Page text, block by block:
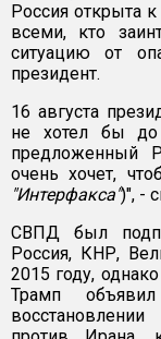
Россия открыта
всеми, кто
ситуацию от
президент.
16 августа
не хотел бы до
предложенный
очень хочет,
"Интерфакса")", -
СВПД был
Россия, КНР,
2015 году,
Трамп
восстановлении